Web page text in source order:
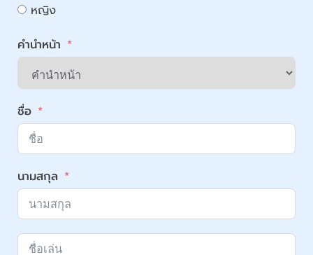
หญิง
คำนำหน้า
ชื่อ
นามสกุล